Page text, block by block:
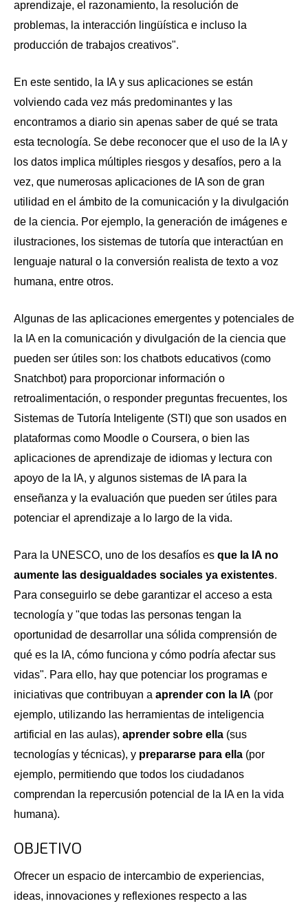
aprendizaje, el razonamiento, la resolución de
problemas, la interacción lingüística e incluso la
producción de trabajos creativos".
En este sentido, la IA y sus aplicaciones se están
volviendo cada vez más predominantes y las
encontramos a diario sin apenas saber de qué se trata
esta tecnología. Se debe reconocer que el uso de la IA y
los datos implica múltiples riesgos y desafíos, pero a la
vez, que numerosas aplicaciones de IA son de gran
utilidad en el ámbito de la comunicación y la divulgación
de la ciencia. Por ejemplo, la generación de imágenes e
ilustraciones, los sistemas de tutoría que interactúan en
lenguaje natural o la conversión realista de texto a voz
humana, entre otros.
Algunas de las aplicaciones emergentes y potenciales de
la IA en la comunicación y divulgación de la ciencia que
pueden ser útiles son: los chatbots educativos (como
Snatchbot) para proporcionar información o
retroalimentación, o responder preguntas frecuentes, los
Sistemas de Tutoría Inteligente (STI) que son usados en
plataformas como Moodle o Coursera, o bien las
aplicaciones de aprendizaje de idiomas y lectura con
apoyo de la IA, y algunos sistemas de IA para la
enseñanza y la evaluación que pueden ser útiles para
potenciar el aprendizaje a lo largo de la vida.
Para la UNESCO, uno de los desafíos es que la IA no
aumente las desigualdades sociales ya existentes.
Para conseguirlo se debe garantizar el acceso a esta
tecnología y "que todas las personas tengan la
oportunidad de desarrollar una sólida comprensión de
qué es la IA, cómo funciona y cómo podría afectar sus
vidas". Para ello, hay que potenciar los programas e
iniciativas que contribuyan a aprender con la IA (por
ejemplo, utilizando las herramientas de inteligencia
artificial en las aulas), aprender sobre ella (sus
tecnologías y técnicas), y prepararse para ella (por
ejemplo, permitiendo que todos los ciudadanos
comprendan la repercusión potencial de la IA en la vida
humana).
OBJETIVO
Ofrecer un espacio de intercambio de experiencias,
ideas, innovaciones y reflexiones respecto a las